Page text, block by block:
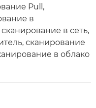
Pull,
в
в сеть,
сканирование
в облако